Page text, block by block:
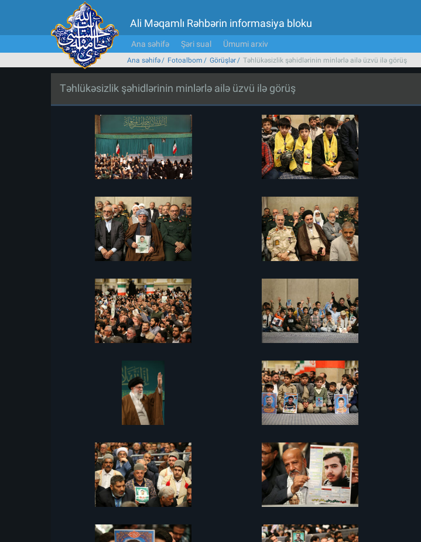
Ali Məqamlı Rəhbərin informasiya bloku
Ana səhifə Şəri sual Ümumi arxiv
Ana səhifə Fotoalbom Görüşlər Təhlükəsizlik şəhidlərinin minlərlə ailə üzvü ilə görüş
Təhlükəsizlik şəhidlərinin minlərlə ailə üzvü ilə görüş